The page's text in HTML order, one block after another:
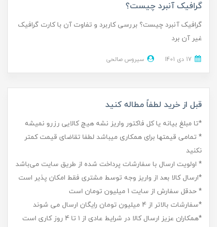
گرافیک آنبرد چیست؟
گرافیک آنبرد چیست؟ بررسی کاربرد و تفاوت آن با کارت گرافیک
غیر آن برد
سیروس صالحی
قبل از خرید لطفاً مطاله کنید
*تا مبلغ بیانه یا کل فاکتور واریز نشه هیچ کالایی رزرو نمیشه
* تمامی قیمتها برای همکاری میباشد لطفا تقاضای قیمت کمتر
نکنید
* اولویت ارسال با سفارشات پرداخت شده از طریق سایت می‌باشد
*ارسال کالا بعد از واریز وجه توسط مشتری فقط امکان پذیر است
* حدقل سفارش از سایت 1 میلیون تومان است
*سفارشات بالاتر از 4 میلیون تومان رایگان ارسال می شوند
*همکاران عزیز ارسال کالا در شرایط عادی از ۱ تا 4 روز کاری است